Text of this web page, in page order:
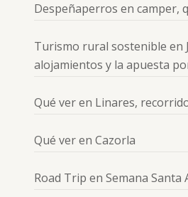
Despeñaperros en camper,
Turismo rural sostenible en
alojamientos y la apuesta
Qué ver en Linares,
Qué ver en Cazorla
Road Trip en Semana Santa